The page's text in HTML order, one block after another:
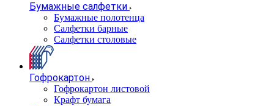
Бумажные салфетки
Бумажные полотенца
Салфетки барные
Салфетки столовые
Гофрокартон
Гофрокартон листовой
Крафт бумага